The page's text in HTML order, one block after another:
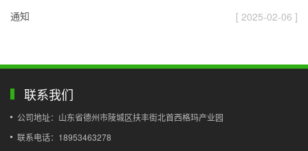
通知
[ 2025-02-06 ]
联系我们
公司地址：山东省德州市陵城区扶丰街北首西格玛产业园
联系电话：18953463278